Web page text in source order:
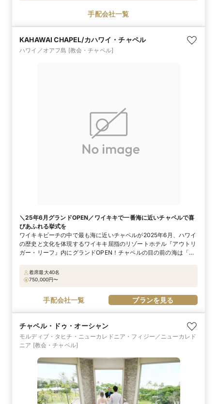
挙式は１日１組限定。深い感動に包まれた特別なセレモニーをかな
えてくれます。
手配会社一覧
KAHAWAI CHAPEL/カハワイ・チャペル
ハワイ／オアフ島 [教会・チャペル]
＼25年6月グランドOPEN／ワイキキで一番海に近いチャペルで喜
びあふれる挙式を
ワイキキビーチの中で最も海に近いチャペルが2025年6月、ハワイ
の歴史と文化を体現するワイキキ屈指のリゾートホテル『アウトリ
ガー・リーフ』内にグランドOPEN！チャペルの目の前の海は「カ
イ」は川・流れを意味しており、聖なる流れの上に立つチャペルで
ハワイの風土を存分に感じる挙式となるよう願いを込めています。
時間に。挙式後はホテル内のプライベートルームで心あたたまる食
着席最大40名
750,000円〜
手配会社一覧 プランを見る
チャペル・ドゥ・オーシャン
モルディブ・タヒチ・ニューカレドニア・フィジー／ニューカレド
ニア [教会・チャペル]